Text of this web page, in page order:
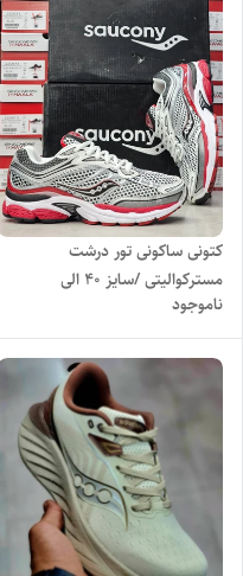
کتونی ساکونی تور درشت
مسترکوالیتی /سایز 40 الی
45/Saucony ProGrid Omni
9/ فروش عمده و تک
ناموجود